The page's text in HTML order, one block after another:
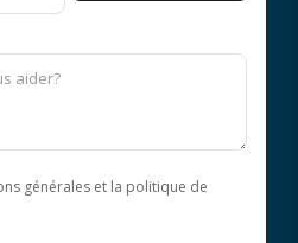
générales et la politique de